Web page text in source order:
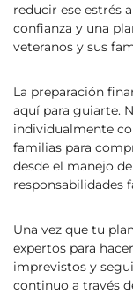
reducir ese estrés
confianza y una
veteranos y sus
La preparación
aquí para guiarte.
individualmente
familias para
desde el manejo
responsabilidades
Una vez que tu
expertos para
imprevistos y
continuo a través